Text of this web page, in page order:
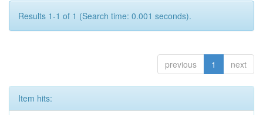
Results 1-1 of 1 (Search time: 0.001 seconds).
previous 1 next
Item hits: